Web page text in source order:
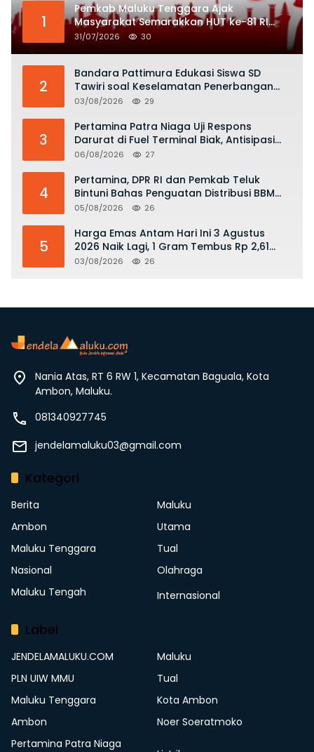
1
Pemkab Maluku Tenggara Ajak
Masyarakat Semarakkan HUT ke-81 RI
dengan Semangat Nasionalisme
31/07/2026 30
2
Bandara Pattimura Edukasi Siswa SD
Tawiri soal Keselamatan Penerbangan
dan Bahaya Bermain Layang-layang di
03/08/2026 29
3
Pertamina Patra Niaga Uji Respons
Darurat di Fuel Terminal Biak, Antisipasi
Risiko Kebakaran dan Tumpahan BBM
06/08/2026 27
4
Pertamina, DPR RI dan Pemkab Teluk
Bintuni Bahas Penguatan Distribusi BBM
dan LPG
05/08/2026 26
5
Harga Emas Antam Hari Ini 3 Agustus
2026 Naik Lagi, 1 Gram Tembus Rp 2,61
Juta
03/08/2026 26
Nania Atas, RT 6 RW 1, Kecamatan Baguala, Kota
Ambon, Maluku.
081340927745
jendelamaluku03@gmail.com
Kategori
Berita
Maluku
Ambon
Utama
Maluku Tenggara
Tual
Nasional
Olahraga
Maluku Tengah
Internasional
Label
JENDELAMALUKU.COM
Maluku
PLN UIW MMU
Tual
Maluku Tenggara
Kota Ambon
Ambon
Noer Soeratmoko
Pertamina Patra Niaga